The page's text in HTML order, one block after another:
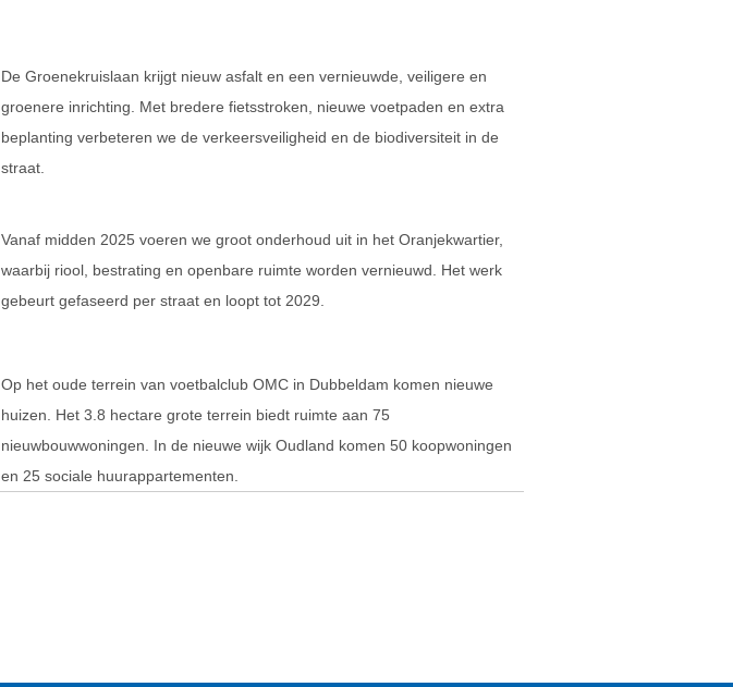
De Groenekruislaan krijgt nieuw asfalt en een vernieuwde, veiligere en
groenere inrichting. Met bredere fietsstroken, nieuwe voetpaden en extra
beplanting verbeteren we de verkeersveiligheid en de biodiversiteit in de
straat.
Vanaf midden 2025 voeren we groot onderhoud uit in het Oranjekwartier,
waarbij riool, bestrating en openbare ruimte worden vernieuwd. Het werk
gebeurt gefaseerd per straat en loopt tot 2029.
Op het oude terrein van voetbalclub OMC in Dubbeldam komen nieuwe
huizen. Het 3.8 hectare grote terrein biedt ruimte aan 75
nieuwbouwwoningen. In de nieuwe wijk Oudland komen 50 koopwoningen
en 25 sociale huurappartementen.